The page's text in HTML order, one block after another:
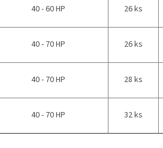
40 - 60 HP 26 ks
40 - 70 HP 26 ks
40 - 70 HP 28 ks
40 - 70 HP 32 ks